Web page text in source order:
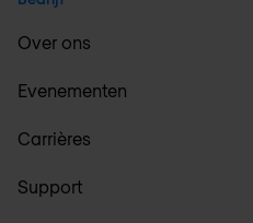
Over ons
Evenementen
Carrières
Support